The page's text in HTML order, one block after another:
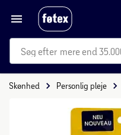
mere end
Skønhed Personlig pleje